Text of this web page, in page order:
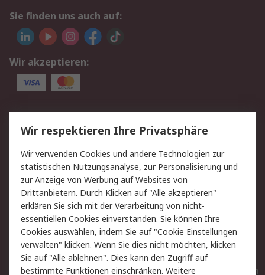
Sie finden uns auch auf:
Wir akzeptieren:
Service
Value Added Services
Lieferlösungen
Rücksendungen
Kontakt
Hilfe
Privatkunden
Rechtliches
AGB
Datenschutz
Cookie-Richtlinie
Zahlungsbedingungen
Copyright/Impressum
Entsorgung
Elektrogeräte/Batterien
Wir respektieren Ihre Privatsphäre
Wir verwenden Cookies und andere Technologien zur
statistischen Nutzungsanalyse, zur Personalisierung und
zur Anzeige von Werbung auf Websites von
Drittanbietern. Durch Klicken auf "Alle akzeptieren"
erklären Sie sich mit der Verarbeitung von nicht-
essentiellen Cookies einverstanden. Sie können Ihre
Cookies auswählen, indem Sie auf "Cookie Einstellungen
verwalten" klicken. Wenn Sie dies nicht möchten, klicken
Sie auf "Alle ablehnen". Dies kann den Zugriff auf
bestimmte Funktionen einschränken. Weitere